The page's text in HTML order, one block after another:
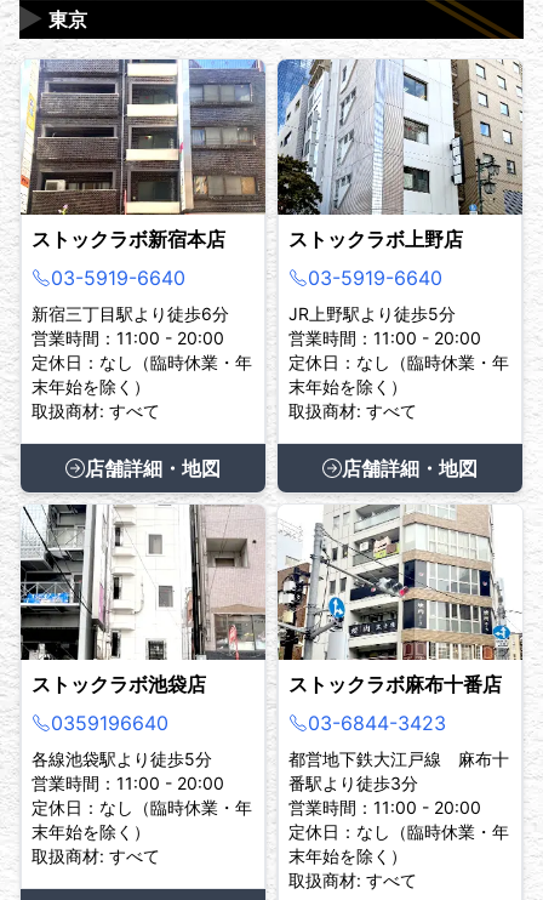
東京
▶
ストックラボ新宿本店
03-5919-6640
新宿三丁目駅より徒歩6分
営業時間：11:00 - 20:00
定休日：なし（臨時休業・年
末年始を除く）
取扱商材: すべて
店舗詳細・地図
ストックラボ上野店
03-5919-6640
JR上野駅より徒歩5分
営業時間：11:00 - 20:00
定休日：なし（臨時休業・年
末年始を除く）
取扱商材: すべて
店舗詳細・地図
ストックラボ池袋店
0359196640
各線池袋駅より徒歩5分
営業時間：11:00 - 20:00
定休日：なし（臨時休業・年
末年始を除く）
取扱商材: すべて
ストックラボ麻布十番店
03-6844-3423
都営地下鉄大江戸線 麻布十
番駅より徒歩3分
営業時間：11:00 - 20:00
定休日：なし（臨時休業・年
末年始を除く）
取扱商材: すべて